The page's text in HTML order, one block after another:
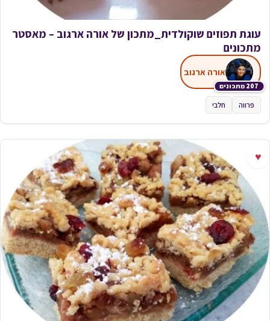
עוגת תפוזים שוקולדית_מתכון של אורה ארגוב – מאסטר
מתכונים
207 מתכונים
אורה ארגוב
פרווה חלבי
♥